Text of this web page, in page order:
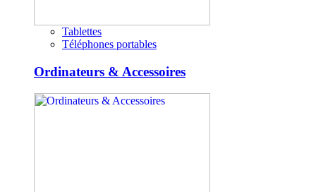
Tablettes
Téléphones portables
Ordinateurs & Accessoires